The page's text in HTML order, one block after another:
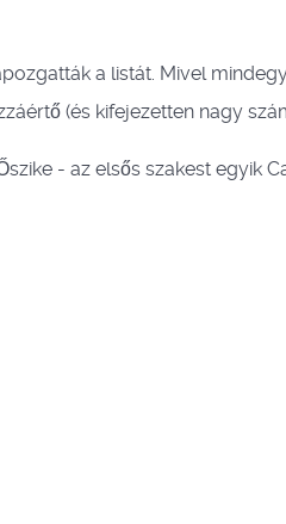
a listát. Mivel
(és kifejezetten nagy
- az elsős szakest